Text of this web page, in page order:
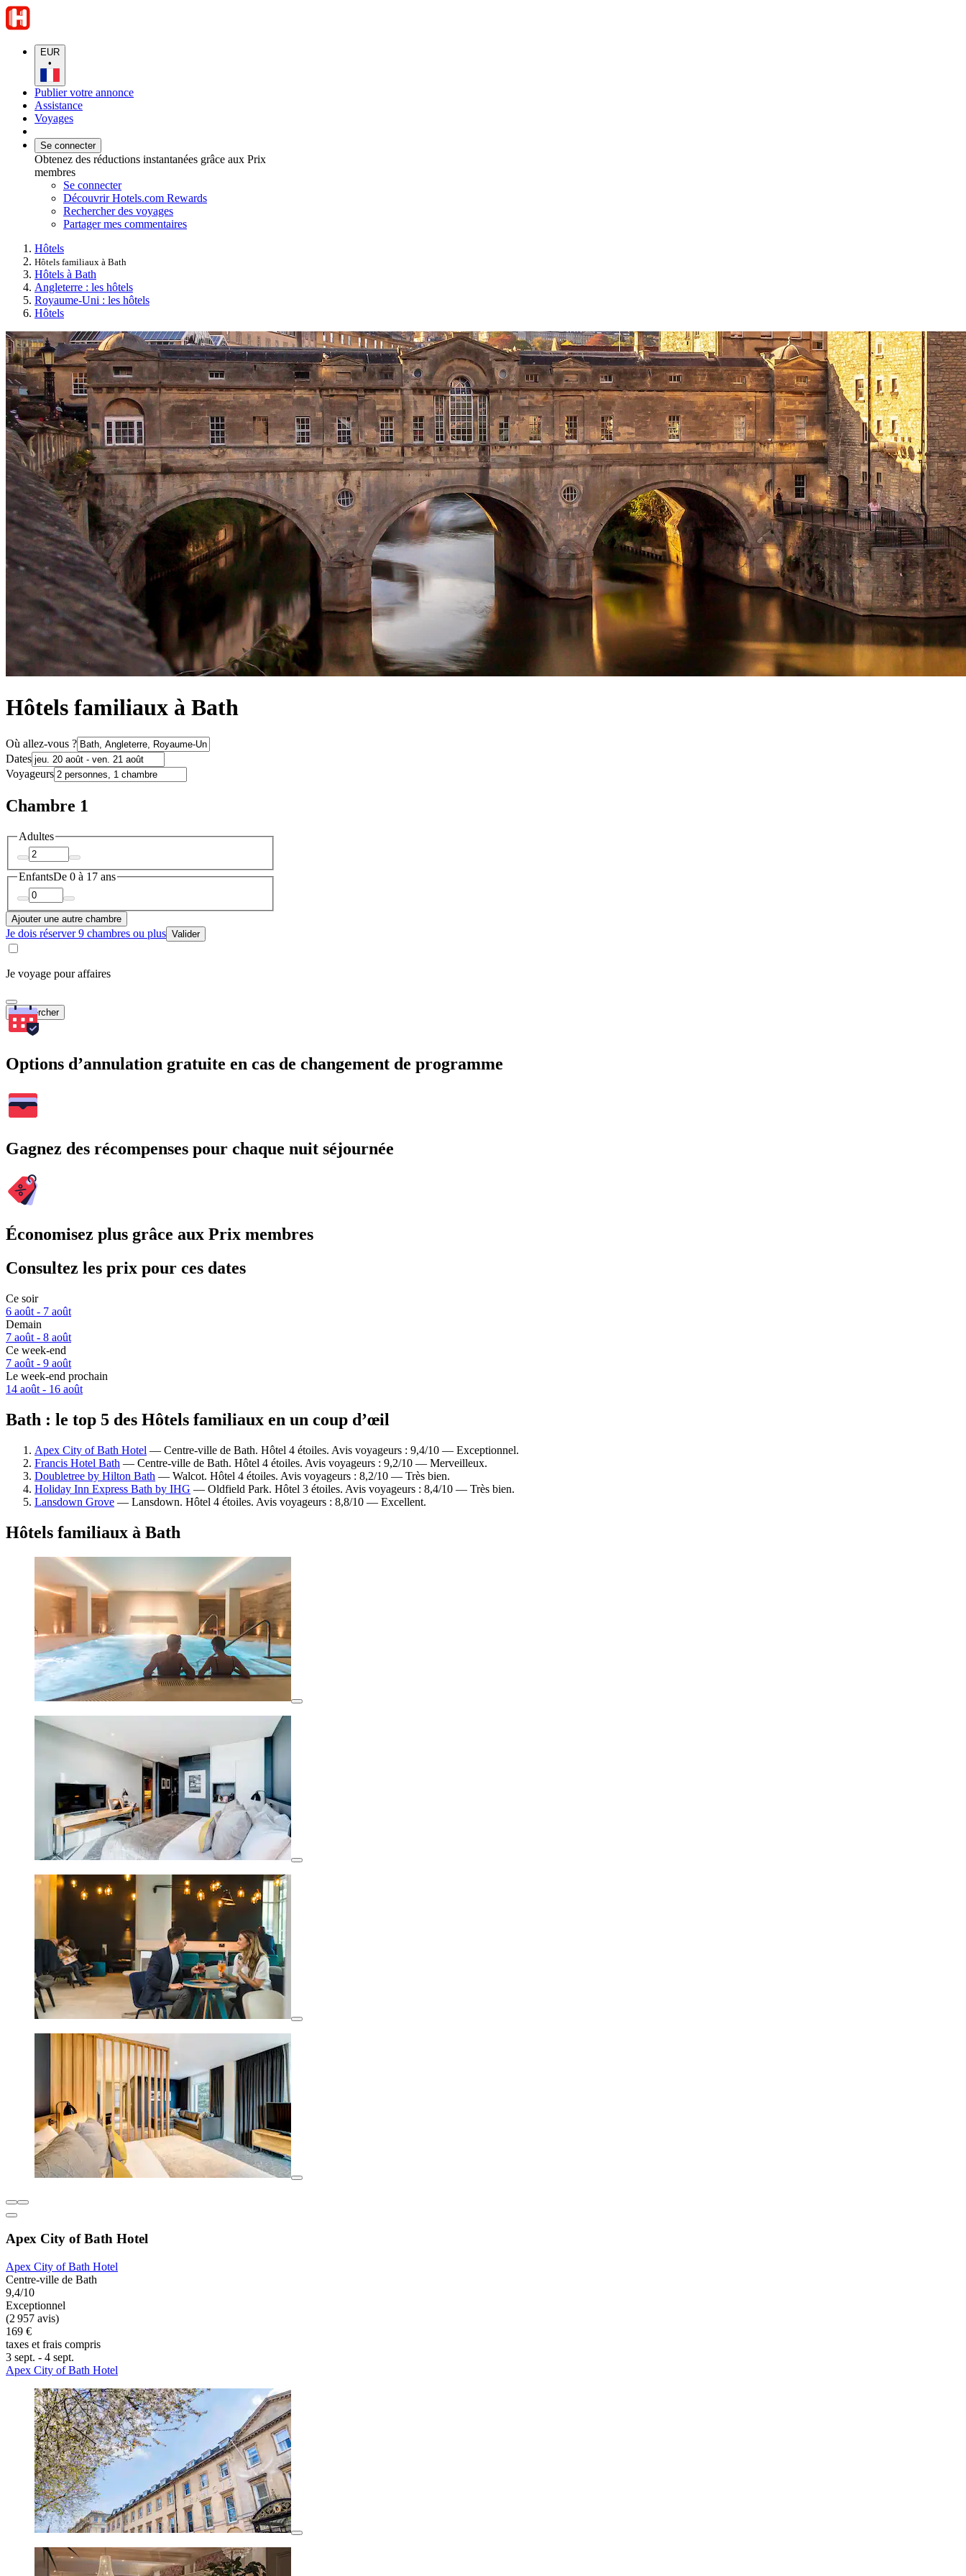
EUR
•
Publier votre annonce
Assistance
Voyages
Se connecter
Obtenez des réductions instantanées grâce aux Prix
membres
Se connecter
Découvrir Hotels.com Rewards
Rechercher des voyages
Partager mes commentaires
Hôtels
Hôtels familiaux à Bath
Hôtels à Bath
Angleterre : les hôtels
Royaume-Uni : les hôtels
Hôtels
Hôtels familiaux à Bath
Où allez-vous ?
Dates
Voyageurs
Chambre 1
Adultes
EnfantsDe 0 à 17 ans
Ajouter une autre chambre
Je dois réserver 9 chambres ou plus Valider
Je voyage pour affaires
Rechercher
Options d’annulation gratuite en cas de changement de programme
Gagnez des récompenses pour chaque nuit séjournée
Économisez plus grâce aux Prix membres
Consultez les prix pour ces dates
Ce soir
6 août - 7 août
Demain
7 août - 8 août
Ce week-end
7 août - 9 août
Le week-end prochain
14 août - 16 août
Bath : le top 5 des Hôtels familiaux en un coup d’œil
Apex City of Bath Hotel — Centre-ville de Bath. Hôtel 4 étoiles. Avis voyageurs : 9,4/10 — Exceptionnel.
Francis Hotel Bath — Centre-ville de Bath. Hôtel 4 étoiles. Avis voyageurs : 9,2/10 — Merveilleux.
Doubletree by Hilton Bath — Walcot. Hôtel 4 étoiles. Avis voyageurs : 8,2/10 — Très bien.
Holiday Inn Express Bath by IHG — Oldfield Park. Hôtel 3 étoiles. Avis voyageurs : 8,4/10 — Très bien.
Lansdown Grove — Lansdown. Hôtel 4 étoiles. Avis voyageurs : 8,8/10 — Excellent.
Hôtels familiaux à Bath
Apex City of Bath Hotel
Apex City of Bath Hotel
Centre-ville de Bath
9,4/10
Exceptionnel
(2 957 avis)
169 €
taxes et frais compris
3 sept. - 4 sept.
Apex City of Bath Hotel